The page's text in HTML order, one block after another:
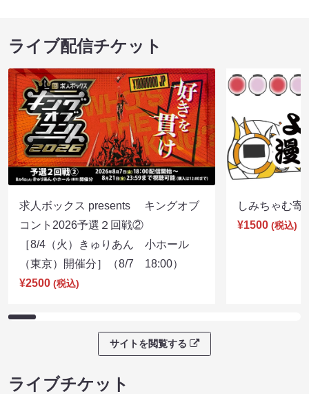
ライブ配信チケット
求人ボックス presents キングオブ
コント2026予選２回戦②
［8/4（火）きゅりあん 小ホール
（東京）開催分］（8/7 18:00）
¥2500 (税込)
しみちゃむ
¥1500 (税込)
サイトを閲覧する
ライブチケット